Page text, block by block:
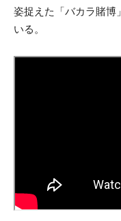
姿捉えた「バカラ賭博
いる。